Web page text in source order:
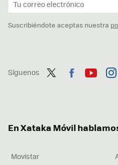
Suscribiéndote aceptas nuestra
Síguenos
En Xataka Móvil
Movistar